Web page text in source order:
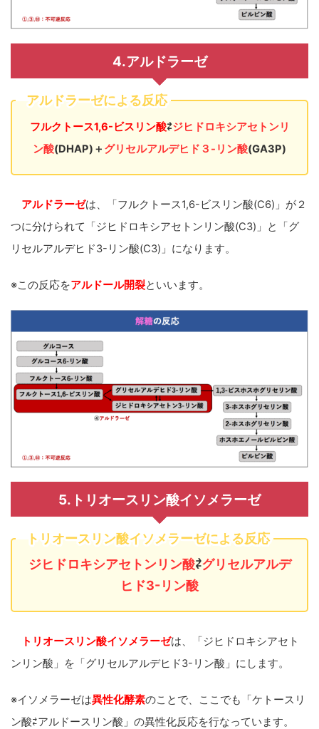
4.アルドラーゼ
アルドラーゼによる反応
フルクトース1,6-ビスリン酸⇄ジヒドロキシアセトンリ
ン酸(DHAP) ＋ グリセルアルデヒド３-リン酸(GA3P)
アルドラーゼは、「フルクトース1,6-ビスリン酸(C6)」が２
つに分けられて「ジヒドロキシアセトンリン酸(C3)」と「グ
リセルアルデヒド3-リン酸(C3)」になります。
※この反応をアルドール開裂といいます。
5.トリオースリン酸イソメラーゼ
トリオースリン酸イソメラーゼによる反応
ジヒドロキシアセトンリン酸⇄グリセルアルデ
ヒド3-リン酸
トリオースリン酸イソメラーゼは、「ジヒドロキシアセト
ンリン酸」を「グリセルアルデヒド3-リン酸」にします。
※イソメラーゼは異性化酵素のことで、ここでも「ケトースリ
ン酸⇄アルドースリン酸」の異性化反応を行なっています。